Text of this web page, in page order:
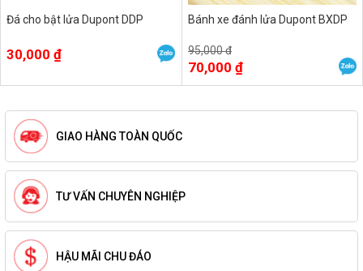
Đá cho bật lửa Dupont DDP
30,000 ₫
Bánh xe đánh lửa Dupont BXDP
95,000 đ
70,000 ₫
GIAO HÀNG TOÀN QUỐC
TƯ VẤN CHUYÊN NGHIỆP
HẬU MÃI CHU ĐÁO